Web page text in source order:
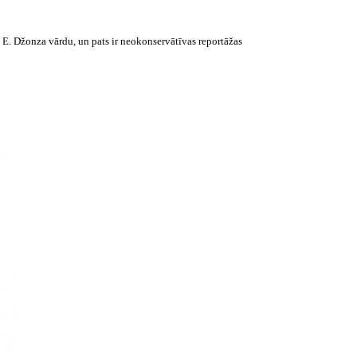
Džonza vārdu, un pats ir neokonservātīvas reportāžas